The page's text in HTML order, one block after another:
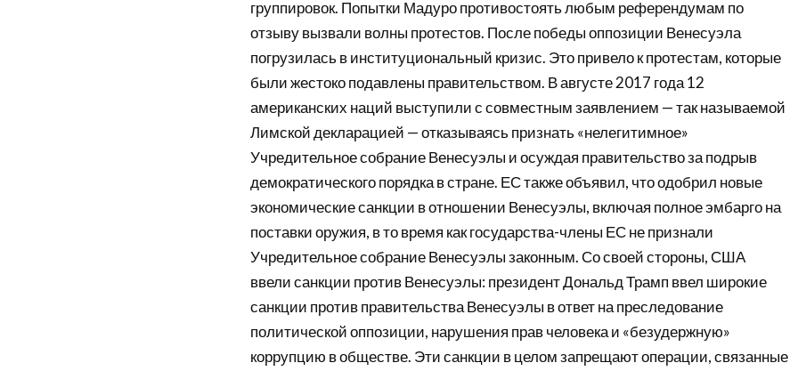
группировок. Попытки Мадуро противостоять любым референдумам по
отзыву вызвали волны протестов. После победы оппозиции Венесуэла
погрузилась в институциональный кризис. Это привело к протестам, которые
были жестоко подавлены правительством. В августе 2017 года 12
американских наций выступили с совместным заявлением — так называемой
Лимской декларацией — отказываясь признать «нелегитимное»
Учредительное собрание Венесуэлы и осуждая правительство за подрыв
демократического порядка в стране. ЕС также объявил, что одобрил новые
экономические санкции в отношении Венесуэлы, включая полное эмбарго на
поставки оружия, в то время как государства-члены ЕС не признали
Учредительное собрание Венесуэлы законным. Со своей стороны, США
ввели санкции против Венесуэлы: президент Дональд Трамп ввел широкие
санкции против правительства Венесуэлы в ответ на преследование
политической оппозиции, нарушения прав человека и «безудержную»
коррупцию в обществе. Эти санкции в целом запрещают операции, связанные